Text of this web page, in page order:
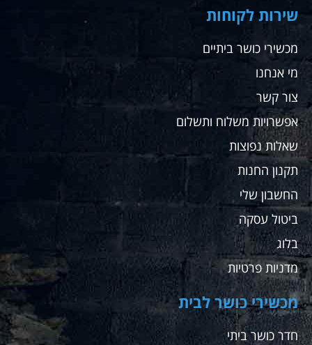
שירות לקוחות
מכשירי כושר ביתיים
מי אנחנו
צור קשר
אפשרויות משלוח ותשלום
שאלות נפוצות
תקנון החנות
החשבון שלי
ביטול עסקה
בלוג
מדניות פרטיות
מכשירי כושר לבית
חדר כושר ביתי